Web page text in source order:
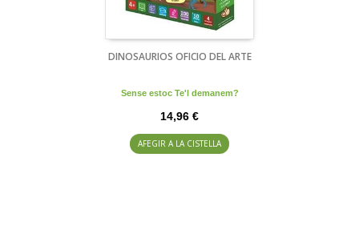
DINOSAURIOS OFICIO DEL ARTE
Sense estoc Te'l demanem?
14,96 €
AFEGIR A LA CISTELLA